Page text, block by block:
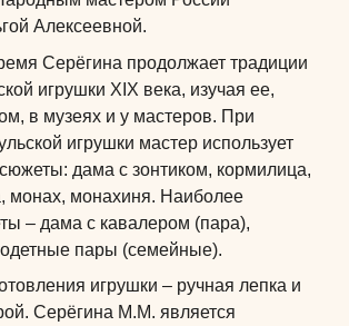
Алексеевной.
Серёгина продолжает традиции
игрушки XIX века, изучая ее,
в музеях и у мастеров. При
игрушки мастер использует
дама с зонтиком, кормилица,
монах, монахиня. Наиболее
– дама с кавалером (пара),
пары (семейные).
игрушки – ручная лепка и
Серёгина М.М. является